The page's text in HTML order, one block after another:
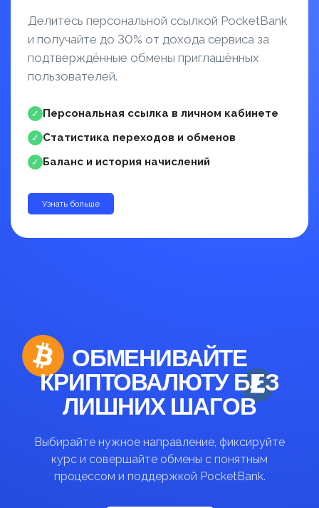
Делитесь персональной ссылкой PocketBank
и получайте до 30% от дохода сервиса за
подтверждённые обмены приглашённых
пользователей.
✓ Персональная ссылка в личном кабинете
✓ Статистика переходов и обменов
✓ Баланс и история начислений
Узнать больше
ОБМЕНИВАЙТЕ
КРИПТОВАЛЮТУ БЕЗ
ЛИШНИХ ШАГОВ
Выбирайте нужное направление, фиксируйте
курс и совершайте обмены с понятным
процессом и поддержкой PocketBank.